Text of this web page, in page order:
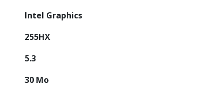
Intel Graphics
255HX
5.3
30 Mo